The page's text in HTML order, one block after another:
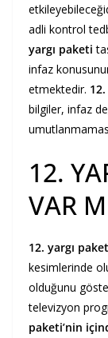
adli kontrol
yargı paketi
infaz
etmektedir.
bilgiler, infaz
12.
VAR
12. yargı
kesimlerinde
olduğunu
televizyon
paketi’nin